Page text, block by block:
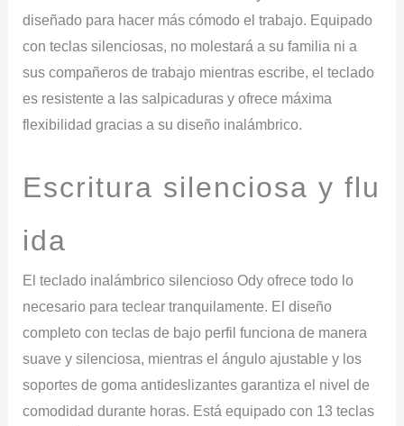
diseñado para hacer más cómodo el trabajo. Equipado
con teclas silenciosas, no molestará a su familia ni a
sus compañeros de trabajo mientras escribe, el teclado
es resistente a las salpicaduras y ofrece máxima
flexibilidad gracias a su diseño inalámbrico.
Escritura silenciosa y flu
ida
El teclado inalámbrico silencioso Ody ofrece todo lo
necesario para teclear tranquilamente. El diseño
completo con teclas de bajo perfil funciona de manera
suave y silenciosa, mientras el ángulo ajustable y los
soportes de goma antideslizantes garantiza el nivel de
comodidad durante horas. Está equipado con 13 teclas